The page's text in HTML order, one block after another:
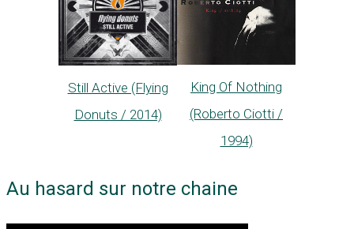
Still Active (Flying
Donuts / 2014)
King Of Nothing
(Roberto Ciotti /
1994)
Au hasard sur notre chaine